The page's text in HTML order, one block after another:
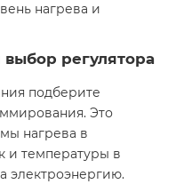
нагрева и
регулятора
подберите
Это
нагрева в
и температуры в
электроэнергию.